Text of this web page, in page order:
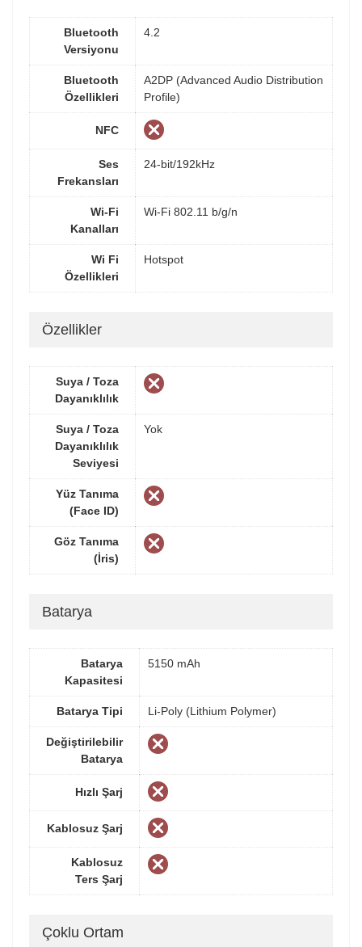
Bluetooth
Versiyonu
4.2
Bluetooth
Özellikleri
A2DP (Advanced Audio Distribution
Profile)
NFC
Ses
Frekansları
24-bit/192kHz
Wi-Fi
Kanalları
Wi-Fi 802.11 b/g/n
Wi Fi
Özellikleri
Hotspot
Özellikler
Suya / Toza
Dayanıklılık
Suya / Toza
Dayanıklılık
Seviyesi
Yok
Yüz Tanıma
(Face ID)
Göz Tanıma
(İris)
Batarya
Batarya
Kapasitesi
5150 mAh
Batarya Tipi Li-Poly (Lithium Polymer)
Değiştirilebilir
Batarya
Hızlı Şarj
Kablosuz Şarj
Kablosuz
Ters Şarj
Çoklu Ortam